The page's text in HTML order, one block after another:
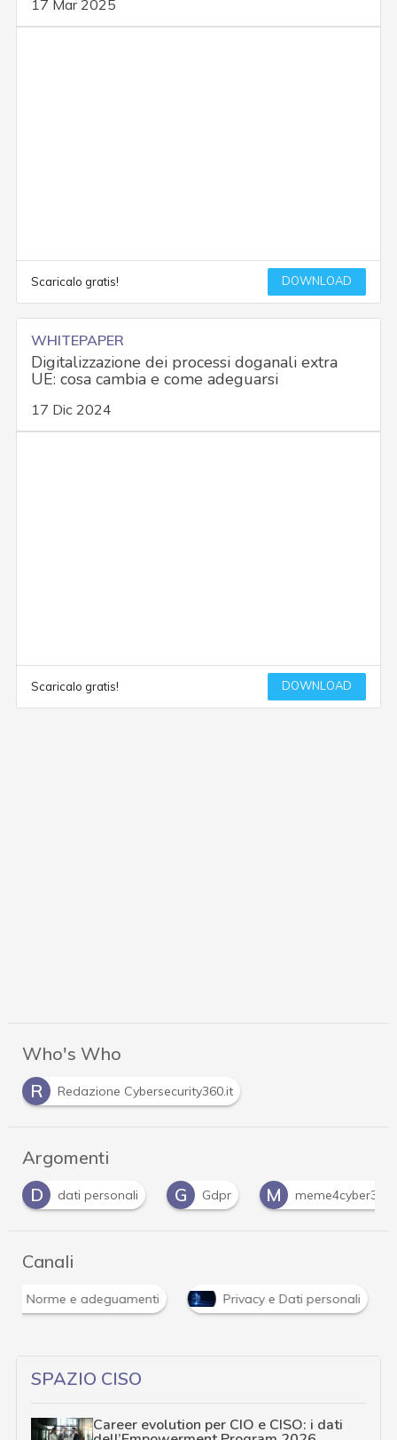
17 Mar 2025
Scaricalo gratis! DOWNLOAD
WHITEPAPER
Digitalizzazione dei processi doganali extra
UE: cosa cambia e come adeguarsi
17 Dic 2024
Scaricalo gratis! DOWNLOAD
Who's Who
R
Redazione Cybersecurity360.it
Argomenti
D
dati personali G Gdpr M meme4cyber360
Canali
Norme e adeguamenti Privacy e Dati personali
SPAZIO CISO
Career evolution per CIO e CISO: i dati